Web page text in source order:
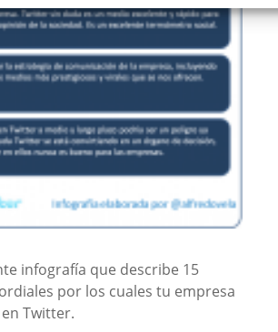
infografía que describe 15
por los cuales tu empresa
Twitter.